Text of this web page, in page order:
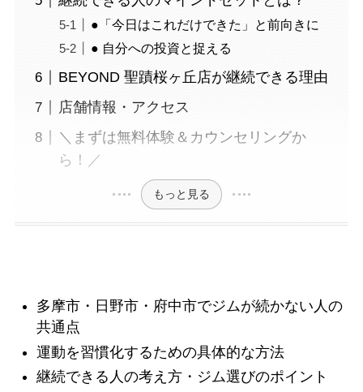
●「今日はこれだけできた」と前向きに
● 自分への投資と捉える
BEYOND 聖蹟桜ヶ丘店が継続できる理由
店舗情報・アクセス
＼まずは無料体験＆カウンセリングか
ら！／
もっと見る
多摩市・日野市・府中市でジムが続かない人の
共通点
運動を習慣化するための具体的な方法
継続できる人の考え方・ジム選びのポイント